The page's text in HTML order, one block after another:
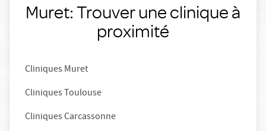
Muret: Trouver une clinique à
proximité
Cliniques Muret
Cliniques Toulouse
Cliniques Carcassonne